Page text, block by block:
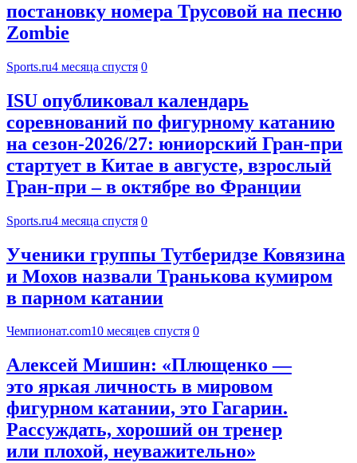
постановку номера Трусовой на песню
Zombie
Sports.ru4 месяца спустя 0
ISU опубликовал календарь
соревнований по фигурному катанию
на сезон-2026/27: юниорский Гран-при
стартует в Китае в августе, взрослый
Гран-при – в октябре во Франции
Sports.ru4 месяца спустя 0
Ученики группы Тутберидзе Ковязина
и Мохов назвали Транькова кумиром
в парном катании
Чемпионат.com10 месяцев спустя 0
Алексей Мишин: «Плющенко —
это яркая личность в мировом
фигурном катании, это Гагарин.
Рассуждать, хороший он тренер
или плохой, неуважительно»